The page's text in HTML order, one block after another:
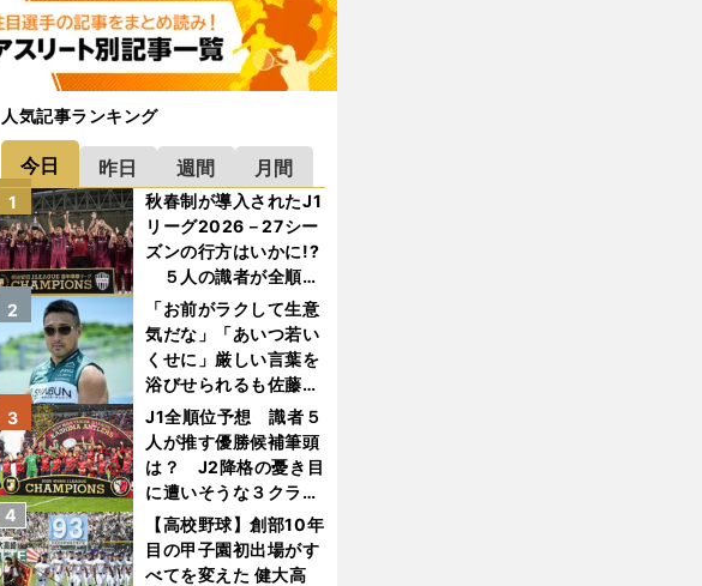
人気記事ランキング
今日 昨日 週間 月間
秋春制が導入されたJ1
リーグ2026－27シー
ズンの行方はいかに!?
５人の識者が全順位
を大胆予想
1
「お前がラクして生意
気だな」「あいつ若い
くせに」厳しい言葉を
浴びせられるも佐藤慎
太郎が貫いた誇りとフ
ァンへの思い
2
J1全順位予想 識者５
人が推す優勝候補筆頭
は？ J2降格の憂き目
に遭いそうな３クラブ
とは？
3
【高校野球】創部10年
目の甲子園初出場がす
べてを変えた 健大高
4